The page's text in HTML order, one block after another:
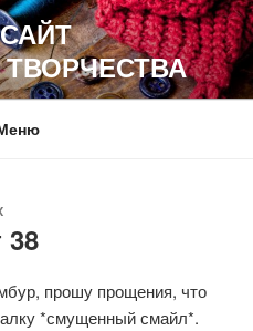
38
прошу прощения, что
*смущенный смайл*.